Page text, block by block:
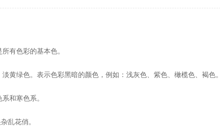
有色彩的基本色。
黄绿色。表示色彩黑暗的颜色，例如：浅灰色、紫色、橄榄色、褐色
和寒色系。
乱花俏。